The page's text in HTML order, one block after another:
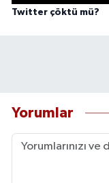
Twitter çöktü mü?
Yorumlar